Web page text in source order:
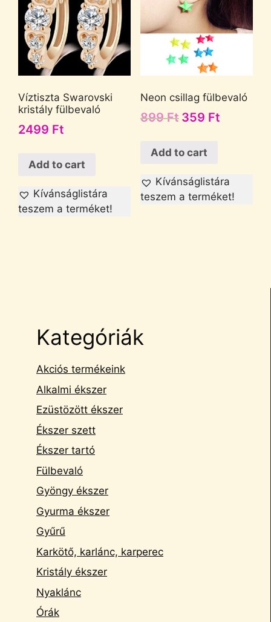
Víztiszta Swarovski
kristály fülbevaló
2499 Ft
Add to cart
Kívánságlistára
teszem a terméket!
Neon csillag fülbevaló
899Ft 359 Ft
Add to cart
Kívánságlistára
teszem a terméket!
Kategóriák
Akciós termékeink
Alkalmi ékszer
Ezüstözött ékszer
Ékszer szett
Ékszer tartó
Fülbevaló
Gyöngy ékszer
Gyurma ékszer
Gyűrű
Karkötő, karlánc, karperec
Kristály ékszer
Nyaklánc
Órák